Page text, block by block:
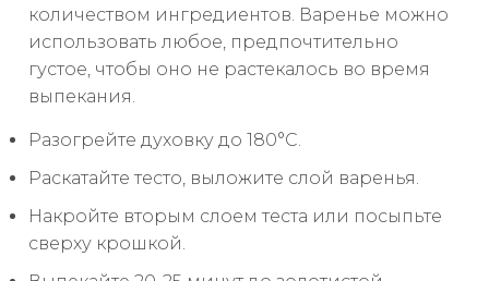
количеством ингредиентов. Варенье можно
использовать любое, предпочтительно
густое, чтобы оно не растекалось во время
выпекания.
Разогрейте духовку до 180°C.
Раскатайте тесто, выложите слой варенья.
Накройте вторым слоем теста или посыпьте
сверху крошкой.